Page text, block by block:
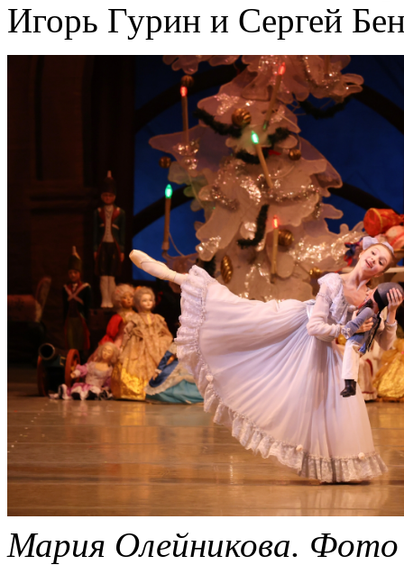
Игорь Гурин и Сергей
Мария Олейникова. Фото